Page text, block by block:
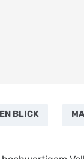
BLICK